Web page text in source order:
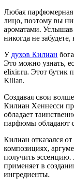
Любая парфюмерная
лицо, поэтому вы
ароматами.
никогда не
У духов Килиан
Это можно узнать,
elixir.ru. Этот бутик
Kilian.
Создавая свои
Килиан Хеннесси
обладает
парфюмы обладают
Килиан отказался
композициях,
получить
применяет в
ингредиенты.